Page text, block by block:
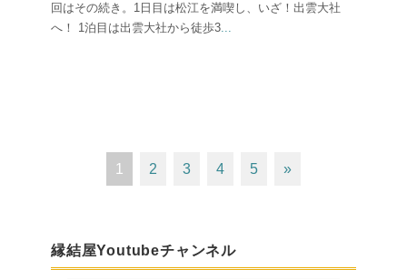
回はその続き。1日目は松江を満喫し、いざ！出雲大社
へ！ 1泊目は出雲大社から徒歩3...
1 2 3 4 5 »
縁結屋Youtubeチャンネル